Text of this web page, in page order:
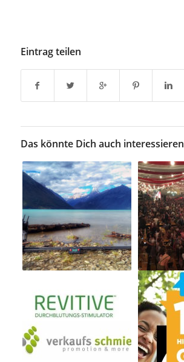
Eintrag teilen
Das könnte Dich auch interessieren